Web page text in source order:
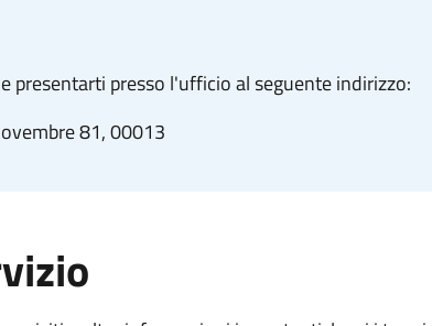
presentarti presso l'ufficio al seguente indirizzo:
81, 00013